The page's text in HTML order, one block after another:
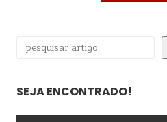
Pesquisar
SEJA ENCONTRADO!